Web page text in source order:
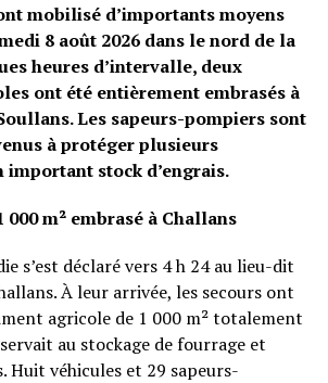
mobilisé d’importants moyens
8 août 2026 dans le nord de la
heures d’intervalle, deux
ont été entièrement embrasés à
Les sapeurs-pompiers sont
à protéger plusieurs
stock d’engrais.
m² embrasé à Challans
s’est déclaré vers 4 h 24 au lieu-dit
À leur arrivée, les secours ont
agricole de 1 000 m² totalement
au stockage de fourrage et
Huit véhicules et 29 sapeurs-